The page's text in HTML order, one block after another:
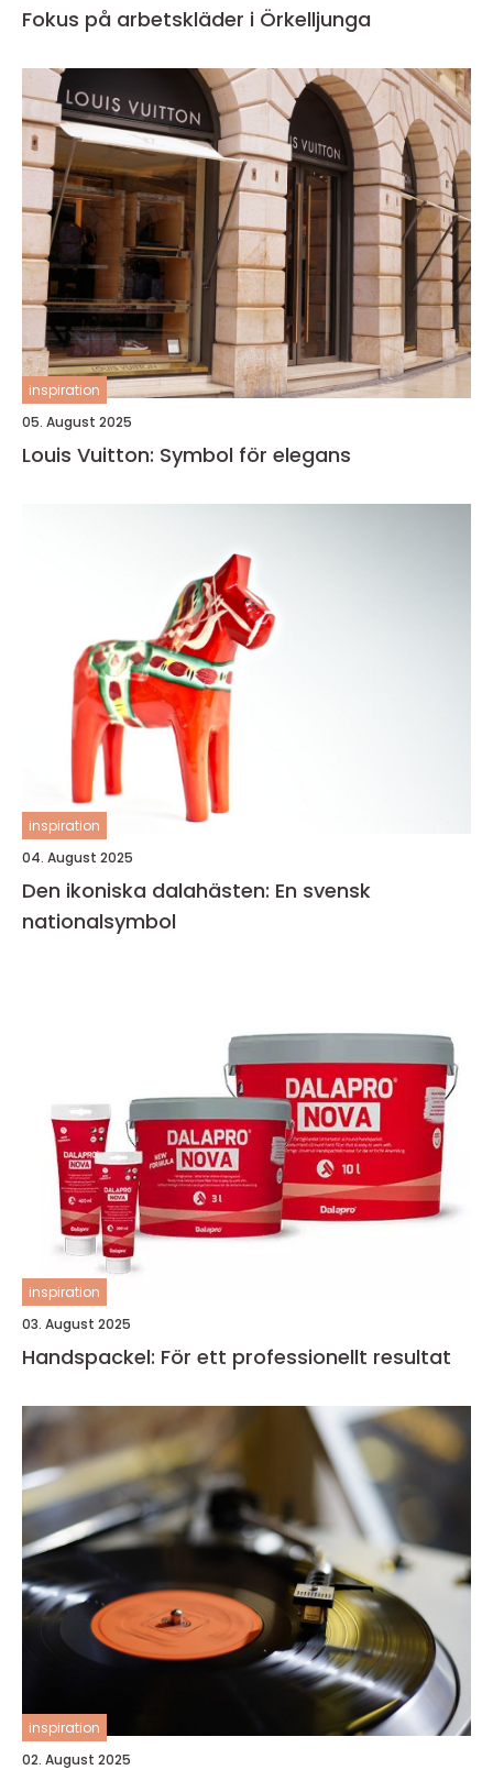
Fokus på arbetskläder i Örkelljunga
inspiration
05. August 2025
Louis Vuitton: Symbol för elegans
inspiration
04. August 2025
Den ikoniska dalahästen: En svensk
nationalsymbol
inspiration
03. August 2025
Handspackel: För ett professionellt resultat
inspiration
02. August 2025